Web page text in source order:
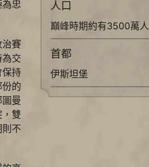
忠
治賽
交
保持
的
曼
雙
不
人口
巔峰時期約有3500萬人
首都
伊斯坦堡